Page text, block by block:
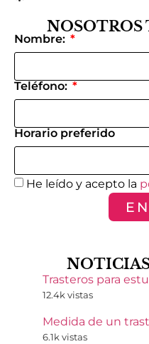
Nombre:
Teléfono:
Horario preferido
He leído y acepto la
Trasteros para
12.4k vistas
Medida de un
6.1k vistas